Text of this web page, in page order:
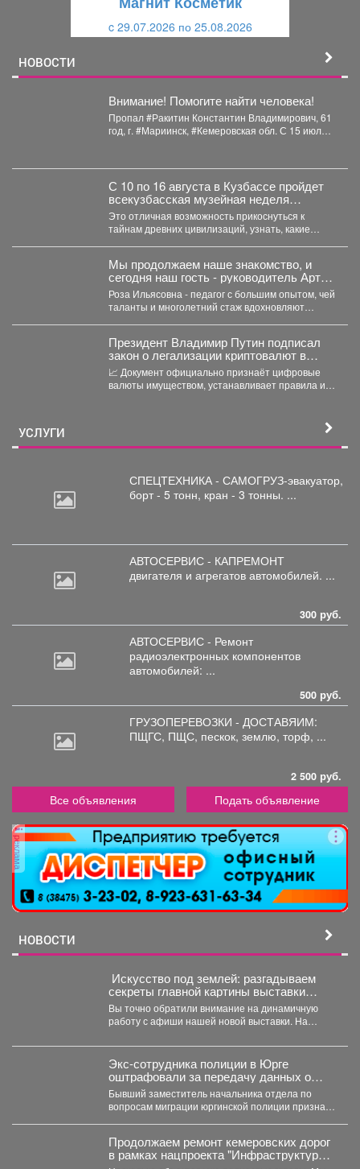
c 29.07.2026 по 25.08.2026
НОВОСТИ
Внимание! Помогите найти человека!
Пропал #Ракитин Константин Владимирович, 61
год, г. #Мариинск, #Кемеровская обл. С 15 июля
С 10 по 16 августа в Кузбассе пройдет
всекузбасская музейная неделя
археологии и палеонтологии.
Это отличная возможность прикоснуться к
тайнам древних цивилизаций, узнать, какие
Мы продолжаем наше знакомство, и
сегодня наш гость - руководитель Арт-
студии «Просто интересно» - Некрасова
Роза Ильясовна.
Роза Ильясовна - педагог с большим опытом, чей
таланты и многолетний стаж вдохновляют
Президент Владимир Путин подписал
закон о легализации криптовалют в
России.
📈 Документ официально признаёт цифровые
валюты имуществом, устанавливает правила их
УСЛУГИ
СПЕЦТЕХНИКА - САМОГРУЗ-эвакуатор,
борт - 5 тонн, кран - 3 тонны. ...
АВТОСЕРВИС - КАПРЕМОНТ
двигателя и агрегатов автомобилей. ...
300 руб.
АВТОСЕРВИС - Ремонт
радиоэлектронных компонентов
автомобилей: ...
500 руб.
ГРУЗОПЕРЕВОЗКИ - ДОСТАВЯИМ:
ПЩГС, ПЩС, пескок, землю, торф, ...
2 500 руб.
Все объявления Подать объявление
реклама
НОВОСТИ
️ Искусство под землей: разгадываем
секреты главной картины выставки
«Шахтёрская слава» автор Тамара
Шлыкова
Вы точно обратили внимание на динамичную
работу с афиши нашей новой выставки. На
Экс-сотрудника полиции в Юрге
оштрафовали за передачу данных о
подростке
Бывший заместитель начальника отдела по
вопросам миграции юргинской полиции признан
Продолжаем ремонт кемеровских дорог
в рамках нацпроекта "Инфраструктура